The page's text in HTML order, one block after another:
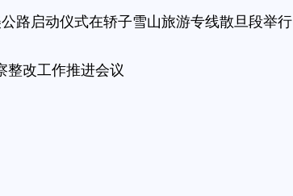
路启动仪式在轿子雪山旅游专线散旦段举行
整改工作推进会议